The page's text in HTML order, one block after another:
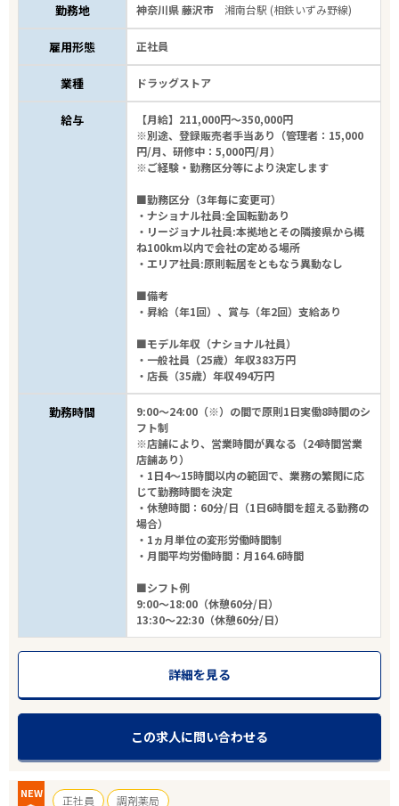
勤務地 神奈川県 藤沢市 湘南台駅 (相鉄いずみ野線)
雇用形態 正社員
業種 ドラッグストア
給与
【月給】211,000円～350,000円
※別途、登録販売者手当あり（管理者：15,000
円/月、研修中：5,000円/月）
※ご経験・勤務区分等により決定します
■勤務区分（3年毎に変更可）
・ナショナル社員:全国転勤あり
・リージョナル社員:本拠地とその隣接県から概
ね100km以内で会社の定める場所
・エリア社員:原則転居をともなう異動なし
■備考
・昇給（年1回）、賞与（年2回）支給あり
■モデル年収（ナショナル社員）
・一般社員（25歳）年収383万円
・店長（35歳）年収494万円
勤務時間
9:00～24:00（※）の間で原則1日実働8時間のシ
フト制
※店舗により、営業時間が異なる（24時間営業
店舗あり）
・1日4～15時間以内の範囲で、業務の繁閑に応
じて勤務時間を決定
・休憩時間：60分/日（1日6時間を超える勤務の
場合）
・1ヵ月単位の変形労働時間制
・月間平均労働時間：月164.6時間
■シフト例
9:00～18:00（休憩60分/日）
13:30～22:30（休憩60分/日）
詳細を見る
この求人に問い合わせる
NEW 正社員 調剤薬局